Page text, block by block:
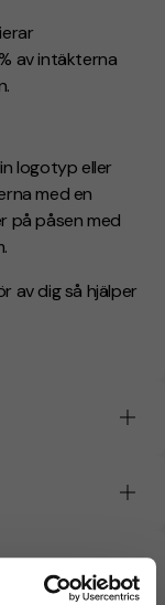
av intäkterna
logotyp eller
med en
på påsen med
av dig så hjälper